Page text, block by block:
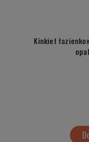
Kinkiet